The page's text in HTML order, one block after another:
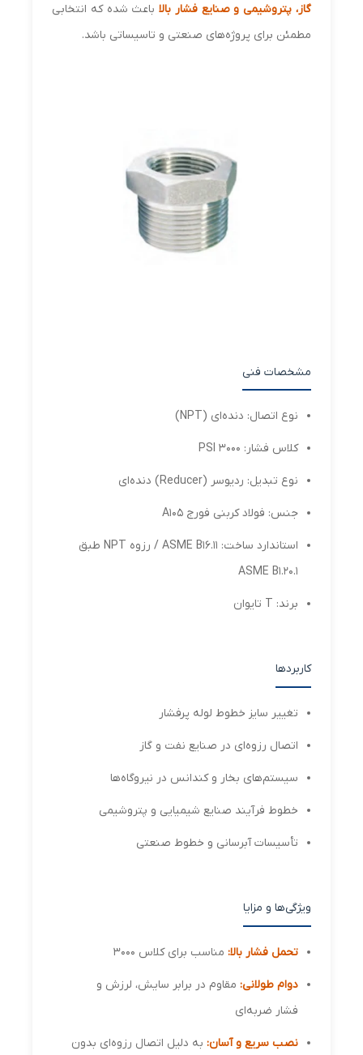
گاز، پتروشیمی و صنایع فشار بالاباعث شده که انتخابی
مطمئن برای پروژه‌های صنعتی و تاسیساتی باشد.
مشخصات فنی
نوع اتصال: دنده‌ای (NPT)
کلاس فشار: 3000 PSI
نوع تبدیل: ردیوسر (Reducer) دنده‌ای
جنس: فولاد کربنی فورج A105
استاندارد ساخت: ASME B16.11 / رزوه NPT طبق
ASME B1.20.1
برند: T تایوان
کاربردها
تغییر سایز خطوط لوله پرفشار
اتصال رزوه‌ای در صنایع نفت و گاز
سیستم‌های بخار و کندانس در نیروگاه‌ها
خطوط فرآیند صنایع شیمیایی و پتروشیمی
تأسیسات آبرسانی و خطوط صنعتی
ویژگی‌ها و مزایا
تحمل فشار بالا: مناسب برای کلاس 3000
دوام طولانی: مقاوم در برابر سایش، لرزش و
فشار ضربه‌ای
نصب سریع و آسان: به دلیل اتصال رزوه‌ای بدون